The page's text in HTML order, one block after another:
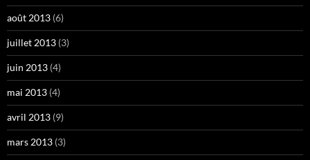
août 2013 (6)
juillet 2013 (3)
juin 2013 (4)
mai 2013 (4)
avril 2013 (9)
mars 2013 (3)